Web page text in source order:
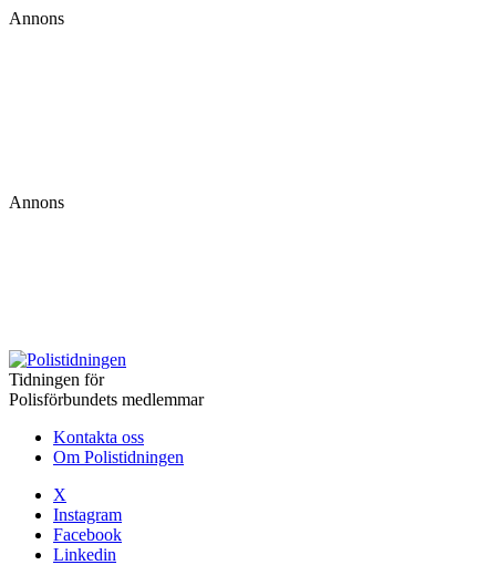
Annons
Annons
Tidningen för
Polisförbundets medlemmar
Kontakta oss
Om Polistidningen
X
Instagram
Facebook
Linkedin